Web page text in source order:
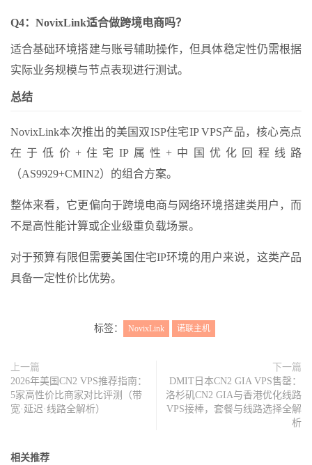
Q4：NovixLink适合做跨境电商吗？
适合基础环境搭建与账号辅助操作，但具体稳定性仍需根据
实际业务规模与节点表现进行测试。
总结
NovixLink本次推出的美国双ISP住宅IP VPS产品，核心亮点
在于低价+住宅IP属性+中国优化回程线路
（AS9929+CMIN2）的组合方案。
整体来看，它更偏向于跨境电商与网络环境搭建类用户，而
不是高性能计算或企业级重负载场景。
对于预算有限但需要美国住宅IP环境的用户来说，这类产品
具备一定性价比优势。
标签： NovixLink 诺联主机
上一篇
2026年美国CN2 VPS推荐指南：
5家高性价比商家对比评测（带
宽·延迟·线路全解析）
下一篇
DMIT日本CN2 GIA VPS售罄：
洛杉矶CN2 GIA与香港优化线路
VPS接棒，套餐与线路选择全解
析
相关推荐